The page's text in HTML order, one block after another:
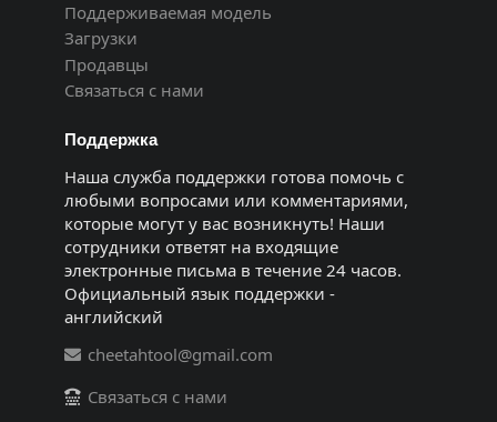
Поддерживаемая модель
Загрузки
Продавцы
Связаться с нами
Поддержка
Наша служба поддержки готова помочь с
любыми вопросами или комментариями,
которые могут у вас возникнуть! Наши
сотрудники ответят на входящие
электронные письма в течение 24 часов.
Официальный язык поддержки -
английский
cheetahtool@gmail.com
Связаться с нами